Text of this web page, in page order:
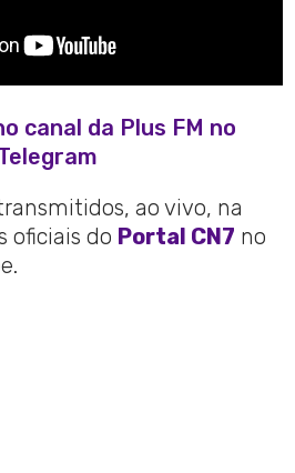
canal da Plus FM no
ao vivo, na
oficiais do Portal CN7 no